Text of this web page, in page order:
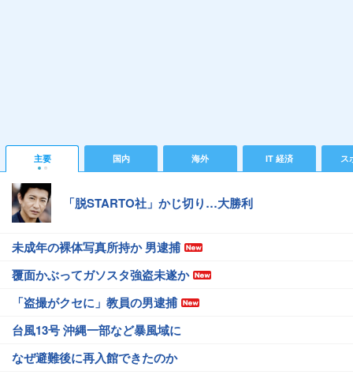
主要 国内 海外 IT 経済 ス
「脱STARTO社」かじ切り…大勝利
未成年の裸体写真所持か 男逮捕
覆面かぶってガソスタ強盗未遂か
「盗撮がクセに」教員の男逮捕
台風13号 沖縄一部など暴風域に
なぜ避難後に再入館できたのか